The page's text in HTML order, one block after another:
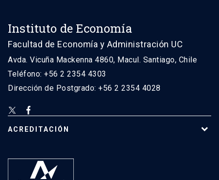
Instituto de Economía
Facultad de Economía y Administración UC
Avda. Vicuña Mackenna 4860, Macul. Santiago, Chile
Teléfono: +56 2 2354 4303
Dirección de Postgrado: +56 2 2354 4028
ACREDITACIÓN